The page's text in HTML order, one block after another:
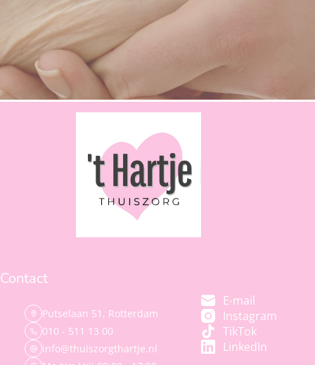
Contact
Putselaan 51, Rotterdam
010 - 511 13 00
info@thuiszorgthartje.nl
E-mail
Instagram
TikTok
LinkedIn